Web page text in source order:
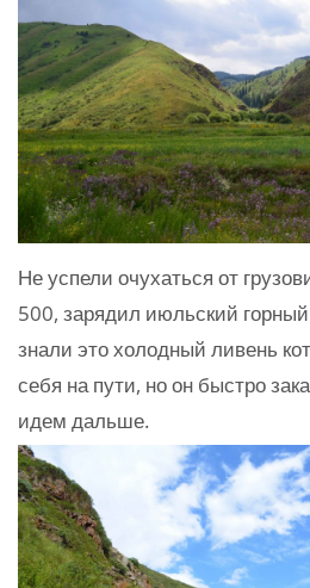
Не успели очухаться от
500, зарядил июльский
знали это холодный ливень
себя на пути, но он быстро
идем дальше.